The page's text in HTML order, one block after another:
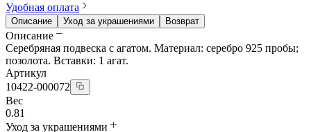
Удобная оплата
Описание Уход за украшениями Возврат
Описание
Серебряная подвеска с агатом. Материал: серебро 925 пробы;
позолота. Вставки: 1 агат.
Артикул
10422-000072
Вес
0.81
Уход за украшениями